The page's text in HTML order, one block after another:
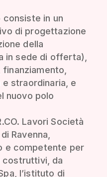
in un
di progettazione
della
in sede di offerta),
straordinaria, e
nuovo polo
Lavori Società
Ravenna,
e competente per
costruttivi, da
l’istituto di